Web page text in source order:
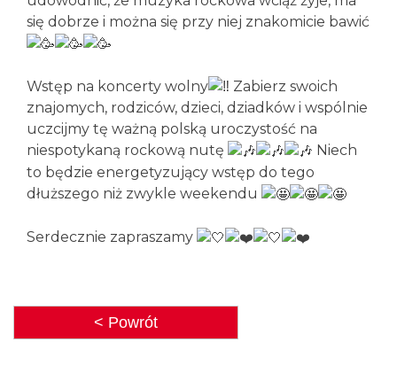
się dobrze i można się przy niej znakomicie bawić
Wstęp na koncerty wolny
Zabierz swoich
znajomych, rodziców, dzieci, dziadków i wspólnie
uczcijmy tę ważną polską uroczystość na
niespotykaną rockową nutę
Niech
to będzie energetyzujący wstęp do tego
dłuższego niż zwykle weekendu
Serdecznie zapraszamy
< Powrót